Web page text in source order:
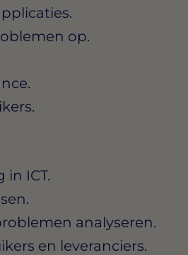
op.
ICT.
analyseren.
en leveranciers.